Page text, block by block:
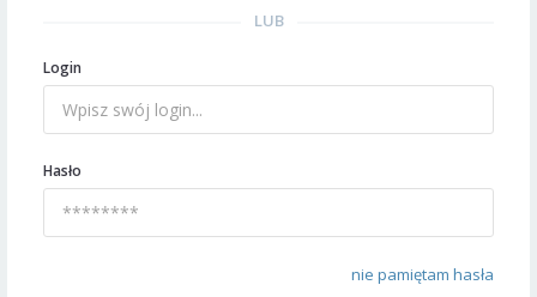
LUB
Login
Hasło
nie pamiętam hasła